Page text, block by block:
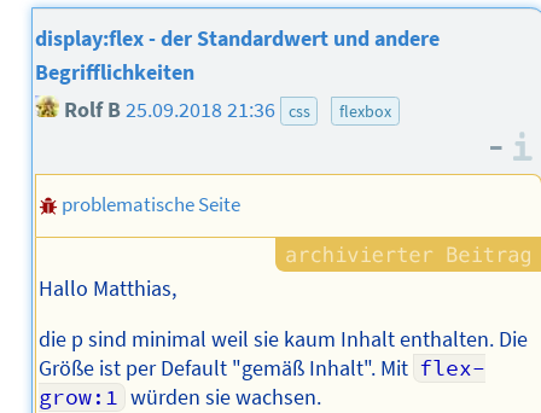
display:flex - der Standardwert und andere
Begrifflichkeiten
Rolf B25.09.2018 21:36 css flexbox
–
problematische Seite
Hallo Matthias,
die p sind minimal weil sie kaum Inhalt enthalten. Die
Größe ist per Default "gemäß Inhalt". Mit flex-
grow:1 würden sie wachsen.